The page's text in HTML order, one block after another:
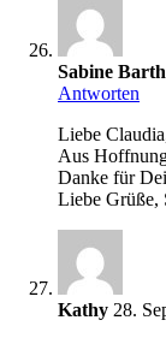
Sabine Barth
Antworten
Liebe
Aus
Danke für
Liebe Grüße,
Kathy 28.